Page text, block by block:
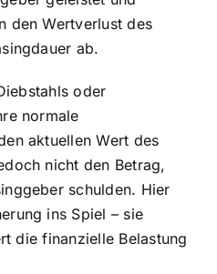
den Wertverlust des
ab.
oder
normale
aktuellen Wert des
nicht den Betrag,
schulden. Hier
ins Spiel – sie
die finanzielle Belastung